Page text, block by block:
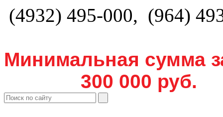
(4932) 495-000, (964)
Минимальная сумма
300 000 руб.